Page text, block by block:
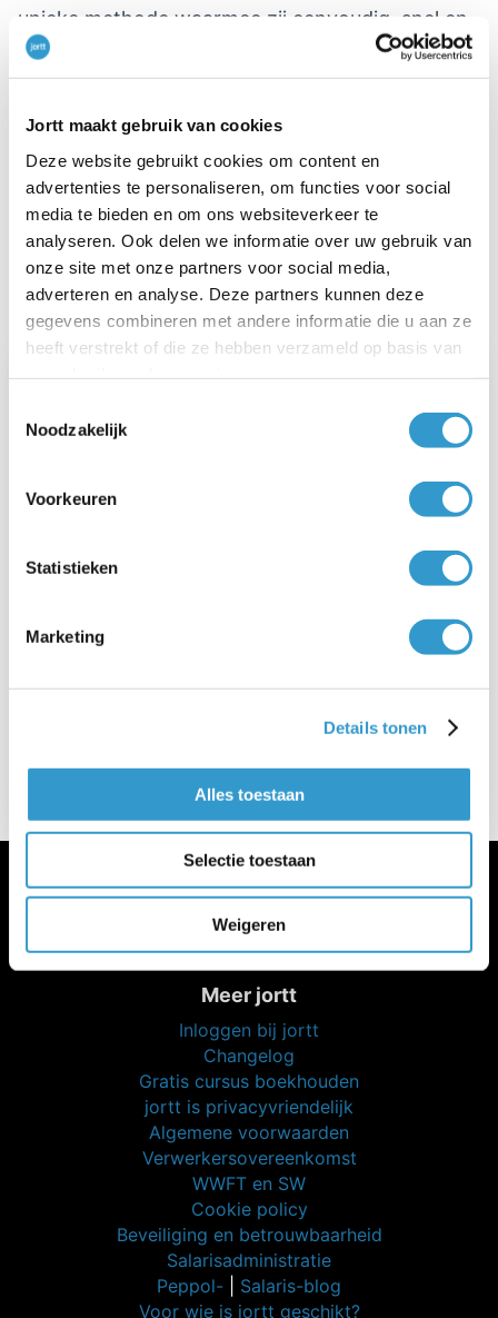
Jortt maakt gebruik van cookies
Deze website gebruikt cookies om content en
advertenties te personaliseren, om functies voor social
media te bieden en om ons websiteverkeer te
analyseren. Ook delen we informatie over uw gebruik van
onze site met onze partners voor social media,
adverteren en analyse. Deze partners kunnen deze
gegevens combineren met andere informatie die u aan ze
heeft verstrekt of die ze hebben verzameld op basis van
Noodzakelijk
Voorkeuren
Statistieken
Marketing
Details tonen
Alles toestaan
Selectie toestaan
Weigeren
unieke methode waarmee zij eenvoudig, snel en
efficiënt hun administratie kunnen verwerken.
Daarnaast biedt jortt alle ondernemers eengratis
factuurprogrammawaarmee zij facturen kunnen
maken en versturen.
Meer informatie over jortt vind je op de website:
Jortt - Online boekhouden.
Over jortt
biedt ondernemers een unieke
en efficiënt hun administratie kunnen
inzicht, in begrijpelijke taal. Gemaakt
Meer jortt
Inloggen bij jortt
Changelog
Gratis cursus boekhouden
jortt is privacyvriendelijk
Algemene voorwaarden
Verwerkersovereenkomst
WWFT en SW
Cookie policy
Beveiliging en betrouwbaarheid
Salarisadministratie
Peppol-
Salaris-blog
Voor wie is jortt geschikt?